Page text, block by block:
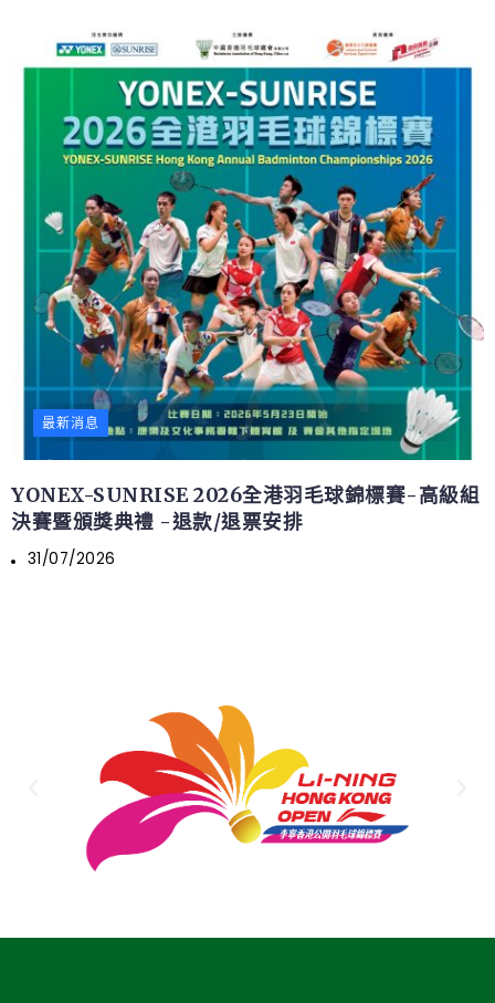
最新消息
YONEX-SUNRISE 2026全港羽毛球錦標賽-高級組
決賽暨頒獎典禮 -退款/退票安排
31/07/2026